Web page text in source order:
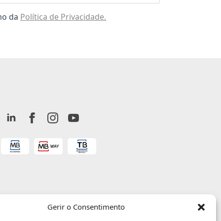
Gerir o Consentimento
da Política de Privacidade.